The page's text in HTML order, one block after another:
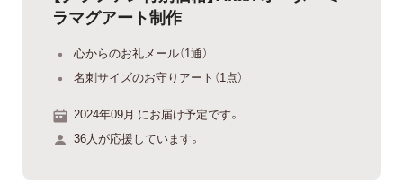
ラマグアート制作
心からのお礼メール（1通）
名刺サイズのお守りアート（1点）
2024年09月 にお届け予定です。
36人が応援しています。